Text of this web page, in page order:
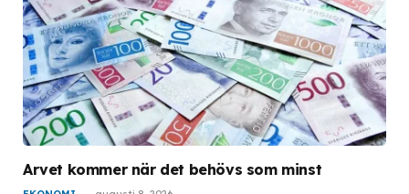
Arvet kommer när det behövs som minst